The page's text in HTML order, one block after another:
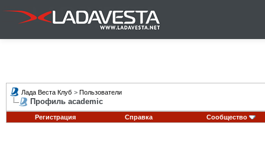
Лада Веста Клуб > Пользователи
Профиль academic
Регистрация Справка Сообщество